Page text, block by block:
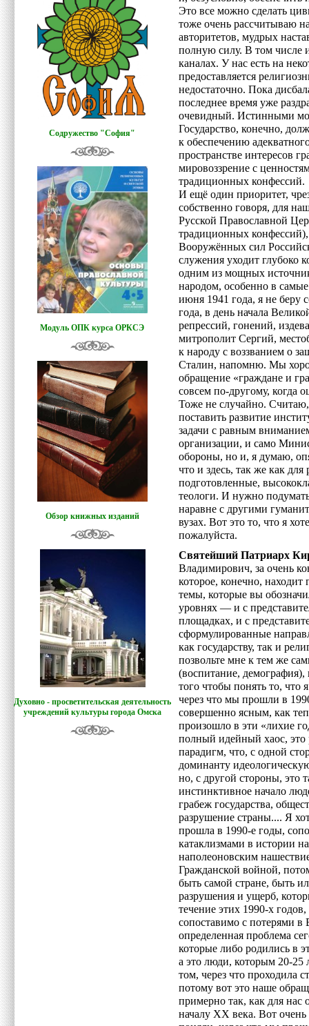
Содружество "София"
Модуль ОПК курса ОРКСЭ
Обзор книжных изданий
Духовно - просветительская деятельность
учреждений культуры города Омска
Это все можно сделать
тоже очень рассчитываю
авторитетов, мудрых
полную силу. В том числе
каналах. У нас есть на
предоставляется
недостаточно. Пока
последнее время уже
очевидный. Истинными
Государство, конечно,
к обеспечению
пространстве интересов
мировоззрение с
традиционных конфессий.
И ещё один приоритет,
собственно говоря, для
Русской Православной
традиционных
Вооружённых сил
служения уходит глубоко
одним из мощных
народом, особенно в
июня 1941 года, я не
года, в день начала
репрессий, гонений,
митрополит Сергий,
к народу с воззванием о
Сталин, напомню. Мы
обращение «граждане и
совсем по-другому, когда
Тоже не случайно.
поставить развитие
задачи с равным
организации, и само
обороны, но и, я думаю,
что и здесь, так же как
подготовленные,
теологи. И нужно
наравне с другими
вузах. Вот это то, что я
пожалуйста.
Святейший Патриарх
Владимирович, за очень
которое, конечно,
темы, которые вы
уровнях — и с
площадках, и с
сформулированные
как государству, так и
позвольте мне к тем же
(воспитание,
того чтобы понять то, что
через что мы прошли в
совершенно ясным, как
произошло в эти «лихие
полный идейный хаос, это
парадигм, что, с одной
доминанту
но, с другой стороны, это
инстинктивное начало
грабеж государства,
разрушение страны.... Я
прошла в 1990-е годы,
катаклизмами в истории
наполеоновским
Гражданской войной,
быть самой стране, быть
разрушения и ущерб,
течение этих 1990-х
сопоставимо с потерями в
определенная проблема
которые либо родились в
а это люди, которым 20-25
том, через что проходила
потому вот это наше
примерно так, как для
началу XX века. Вот